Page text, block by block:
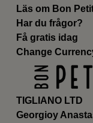
TIGLIANO LTD
Georgioy
Läs om Bon
Har du frågor?
Få gratis idag
Change